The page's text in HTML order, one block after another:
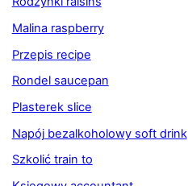
Malina raspberry
Przepis recipe
Rondel saucepan
Plasterek slice
Napój bezalkoholowy soft drink
Szkolić train to